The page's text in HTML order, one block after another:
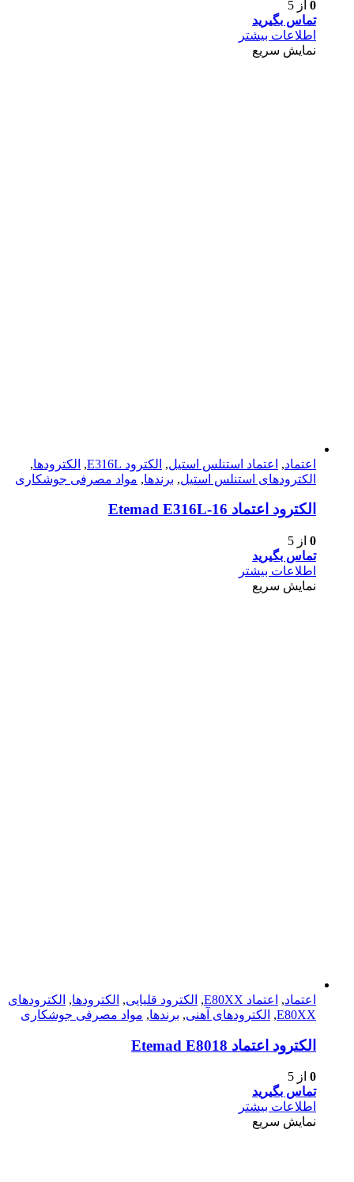
0 از 5
تماس بگیرید
اطلاعات بیشتر
نمایش سریع
اعتماد, اعتماد استنلس استیل, الکترود E316L , الکترودها,
الکترودهای استنلس استیل, برندها, مواد مصرفی جوشکاری
الکترود اعتماد Etemad E316L-16
0 از 5
تماس بگیرید
اطلاعات بیشتر
نمایش سریع
اعتماد, اعتماد E80XX , الکترود قلیایی, الکترودها, الکترود‌های
E80XX
, الکترود‌های آهنی, برندها, مواد مصرفی جوشکاری
الكترود اعتماد Etemad E8018
0 از 5
تماس بگیرید
اطلاعات بیشتر
نمایش سریع